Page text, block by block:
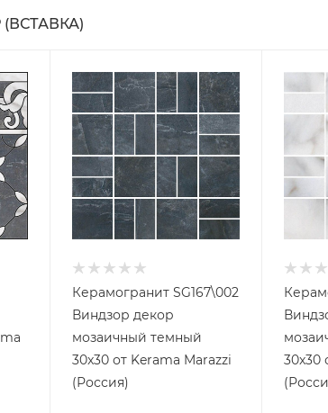
Керамогранит SG167\002
Виндзор декор
мозаичный темный
30x30 от Kerama Marazzi
(Россия)
30x30